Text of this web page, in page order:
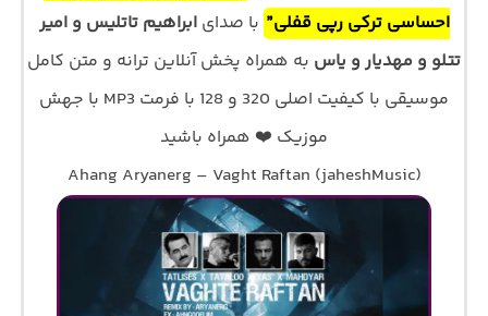
احساسی ترکی رپی قفلی” با صدایابراهیم تاتلیس و امیر
تتلو و مهدیار و یاس به همراه پخش آنلاین ترانه و متن کامل
موسیقی با کیفیت اصلی 320 و 128 با فرمت MP3 با جهش
موزیک ❤️ همراه باشید
Ahang Aryanerg – Vaght Raftan (jaheshMusic)